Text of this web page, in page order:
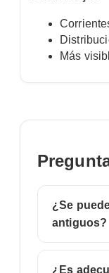
Más
¿Se
antiguos?
¿Es